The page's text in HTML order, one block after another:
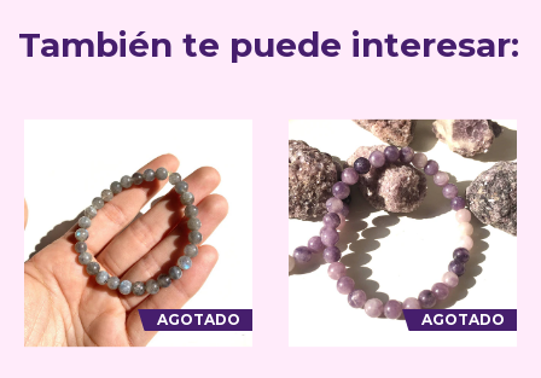
También te puede interesar:
AGOTADO AGOTADO